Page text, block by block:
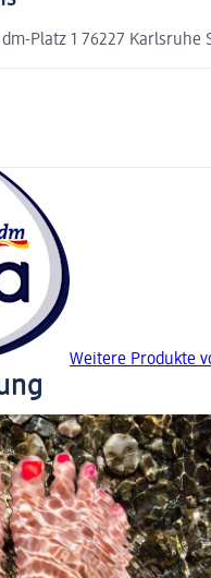
Platz 1 76227 Karlsruhe
Weitere Produkte